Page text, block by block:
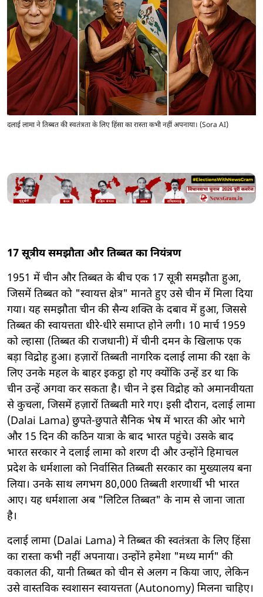
दलाई लामा ने तिब्बत की स्वतंत्रता के लिए हिंसा का रास्ता कभी नहीं अपनाया। (Sora AI)
17 सूत्रीय समझौता और तिब्बत का नियंत्रण
1951 में चीन और तिब्बत के बीच एक 17 सूत्री समझौता हुआ,
जिसमें तिब्बत को "स्वायत्त क्षेत्र" मानते हुए उसे चीन में मिला दिया
गया। यह समझौता चीन की सैन्य शक्ति के दबाव में हुआ, जिससे
तिब्बत की स्वायत्तता धीरे-धीरे समाप्त होने लगी। 10 मार्च 1959
को ल्हासा (तिब्बत की राजधानी) में चीनी दमन के खिलाफ एक
बड़ा विद्रोह हुआ। हज़ारों तिब्बती नागरिक दलाई लामा की रक्षा के
लिए उनके महल के बाहर इकट्ठा हो गए क्योंकि उन्हें डर था कि
चीन उन्हें अगवा कर सकता है। चीन ने इस विद्रोह को अमानवीयता
से कुचला, जिसमें हज़ारों तिब्बती मारे गए। इसी दौरान, दलाई लामा
(Dalai Lama) छुपते-छुपाते सैनिक भेष में भारत की ओर भागे
और 15 दिन की कठिन यात्रा के बाद भारत पहुंचे। उसके बाद
भारत सरकार ने दलाई लामा को शरण दी और उन्होंने हिमाचल
प्रदेश के धर्मशाला को निर्वासित तिब्बती सरकार का मुख्यालय बना
लिया। उनके साथ लगभग 80,000 तिब्बती शरणार्थी भी भारत
आए। यह धर्मशाला अब "लिटिल तिब्बत" के नाम से जाना जाता
है।
दलाई लामा (Dalai Lama) ने तिब्बत की स्वतंत्रता के लिए हिंसा
का रास्ता कभी नहीं अपनाया। उन्होंने हमेशा "मध्य मार्ग" की
वकालत की, यानी तिब्बत को चीन से अलग न किया जाए, लेकिन
उसे वास्तविक स्वशासन स्वायत्तता (Autonomy) मिलना चाहिए।